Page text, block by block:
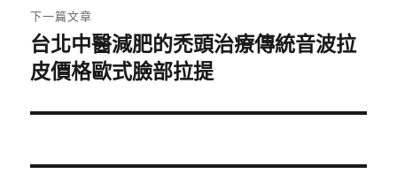
章:
下一篇文章
下
一
文
台北中醫減肥的禿頭治療傳統音波拉
皮價格歐式臉部拉提